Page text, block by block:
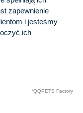
zapewnienie
i jesteśmy
ich
*QQPETS Factory